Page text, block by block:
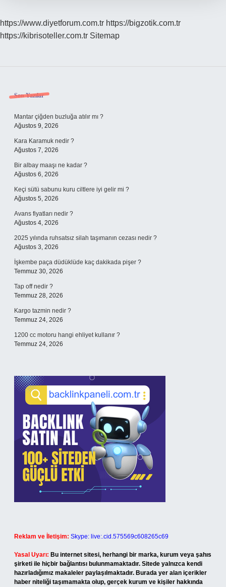
https://www.diyetforum.com.tr https://bigzotik.com.tr
https://kibrisoteller.com.tr Sitemap
Sidebar
Son Yazılar
Mantar çiğden buzluğa atılır mı ?
Ağustos 9, 2026
Kara Karamuk nedir ?
Ağustos 7, 2026
Bir albay maaşı ne kadar ?
Ağustos 6, 2026
Keçi sütü sabunu kuru ciltlere iyi gelir mi ?
Ağustos 5, 2026
Avans fiyatları nedir ?
Ağustos 4, 2026
2025 yılında ruhsatsız silah taşımanın cezası nedir ?
Ağustos 3, 2026
İşkembe paça düdüklüde kaç dakikada pişer ?
Temmuz 30, 2026
Tap off nedir ?
Temmuz 28, 2026
Kargo tazmin nedir ?
Temmuz 24, 2026
1200 cc motoru hangi ehliyet kullanır ?
Temmuz 24, 2026
Reklam ve İletişim: Skype: live:.cid.575569c608265c69
Yasal Uyarı: Bu internet sitesi, herhangi bir marka, kurum veya şahıs
şirketi ile hiçbir bağlantısı bulunmamaktadır. Sitede yalnızca kendi
hazırladığımız makaleler paylaşılmaktadır. Burada yer alan içerikler
haber niteliği taşımamakta olup, gerçek kurum ve kişiler hakkında